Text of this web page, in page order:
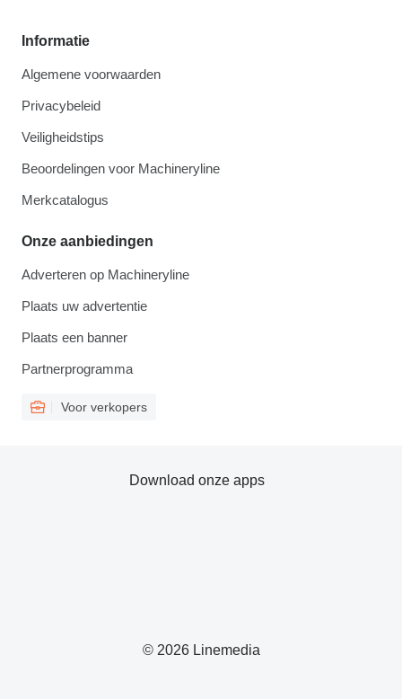
Informatie
Algemene voorwaarden
Privacybeleid
Veiligheidstips
Beoordelingen voor Machineryline
Merkcatalogus
Onze aanbiedingen
Adverteren op Machineryline
Plaats uw advertentie
Plaats een banner
Partnerprogramma
Voor verkopers
© 2026 Linemedia
Download onze apps